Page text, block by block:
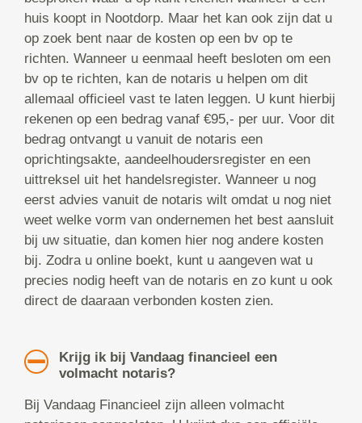
huis koopt in Nootdorp. Maar het kan ook zijn dat u
op zoek bent naar de kosten op een bv op te
richten. Wanneer u eenmaal heeft besloten om een
bv op te richten, kan de notaris u helpen om dit
allemaal officieel vast te laten leggen. U kunt hierbij
rekenen op een bedrag vanaf €95,- per uur. Voor dit
bedrag ontvangt u vanuit de notaris een
oprichtingsakte, aandeelhoudersregister en een
uittreksel uit het handelsregister. Wanneer u nog
eerst advies vanuit de notaris wilt omdat u nog niet
weet welke vorm van ondernemen het best aansluit
bij uw situatie, dan komen hier nog andere kosten
bij. Zodra u online boekt, kunt u aangeven wat u
precies nodig heeft van de notaris en zo kunt u ook
direct de daaraan verbonden kosten zien.
Krijg ik bij Vandaag financieel een
volmacht notaris?
Bij Vandaag Financieel zijn alleen volmacht